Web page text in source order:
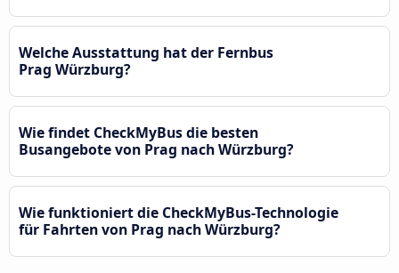
Welche Ausstattung hat der Fernbus
Prag Würzburg?
Wie findet CheckMyBus die besten
Busangebote von Prag nach Würzburg?
Wie funktioniert die CheckMyBus-Technologie
für Fahrten von Prag nach Würzburg?